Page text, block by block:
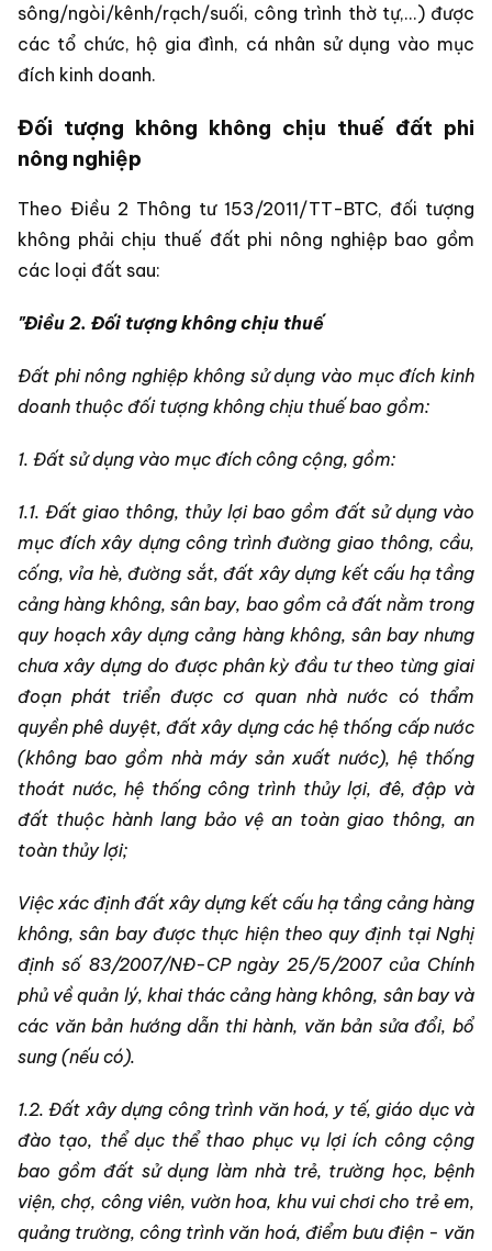
sông/ngòi/kênh/rạch/suối, công trình thờ tự,...) được
các tổ chức, hộ gia đình, cá nhân sử dụng vào mục
đích kinh doanh.
Đối tượng không không chịu thuế đất phi
nông nghiệp
Theo Điều 2 Thông tư 153/2011/TT-BTC, đối tượng
không phải chịu thuế đất phi nông nghiệp bao gồm
các loại đất sau:
"Điều 2. Đối tượng không chịu thuế
Đất phi nông nghiệp không sử dụng vào mục đích kinh
doanh thuộc đối tượng không chịu thuế bao gồm:
1. Đất sử dụng vào mục đích công cộng, gồm:
1.1. Đất giao thông, thủy lợi bao gồm đất sử dụng vào
mục đích xây dựng công trình đường giao thông, cầu,
cống, vỉa hè, đường sắt, đất xây dựng kết cấu hạ tầng
cảng hàng không, sân bay, bao gồm cả đất nằm trong
quy hoạch xây dựng cảng hàng không, sân bay nhưng
chưa xây dựng do được phân kỳ đầu tư theo từng giai
đoạn phát triển được cơ quan nhà nước có thẩm
quyền phê duyệt, đất xây dựng các hệ thống cấp nước
(không bao gồm nhà máy sản xuất nước), hệ thống
thoát nước, hệ thống công trình thủy lợi, đê, đập và
đất thuộc hành lang bảo vệ an toàn giao thông, an
toàn thủy lợi;
Việc xác định đất xây dựng kết cấu hạ tầng cảng hàng
không, sân bay được thực hiện theo quy định tại Nghị
định số 83/2007/NĐ-CP ngày 25/5/2007 của Chính
phủ về quản lý, khai thác cảng hàng không, sân bay và
các văn bản hướng dẫn thi hành, văn bản sửa đổi, bổ
sung (nếu có).
1.2. Đất xây dựng công trình văn hoá, y tế, giáo dục và
đào tạo, thể dục thể thao phục vụ lợi ích công cộng
bao gồm đất sử dụng làm nhà trẻ, trường học, bệnh
viện, chợ, công viên, vườn hoa, khu vui chơi cho trẻ em,
quảng trường, công trình văn hoá, điểm bưu điện - văn